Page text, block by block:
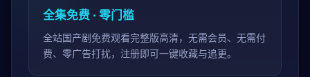
全集免费 · 零门槛
全站国产剧免费观看完整版高清，无需会员、无需付
费、零广告打扰，注册即可一键收藏与追更。